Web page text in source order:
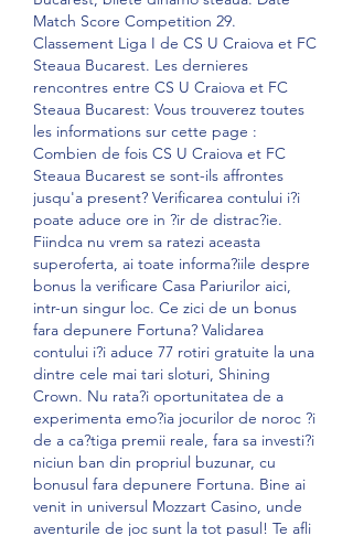
Match Score Competition 29.
Classement Liga I de CS U Craiova et FC
Steaua Bucarest. Les dernieres
rencontres entre CS U Craiova et FC
Steaua Bucarest: Vous trouverez toutes
les informations sur cette page :
Combien de fois CS U Craiova et FC
Steaua Bucarest se sont-ils affrontes
jusqu'a present? Verificarea contului i?i
poate aduce ore in ?ir de distrac?ie.
Fiindca nu vrem sa ratezi aceasta
superoferta, ai toate informa?iile despre
bonus la verificare Casa Pariurilor aici,
intr-un singur loc. Ce zici de un bonus
fara depunere Fortuna? Validarea
contului i?i aduce 77 rotiri gratuite la una
dintre cele mai tari sloturi, Shining
Crown. Nu rata?i oportunitatea de a
experimenta emo?ia jocurilor de noroc ?i
de a ca?tiga premii reale, fara sa investi?i
niciun ban din propriul buzunar, cu
bonusul fara depunere Fortuna. Bine ai
venit in universul Mozzart Casino, unde
aventurile de joc sunt la tot pasul! Te afli